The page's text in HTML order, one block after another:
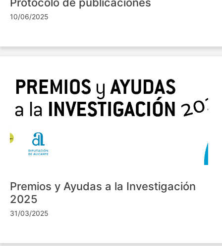
10/06/2025
Premios y Ayudas a la Investigación
2025
31/03/2025